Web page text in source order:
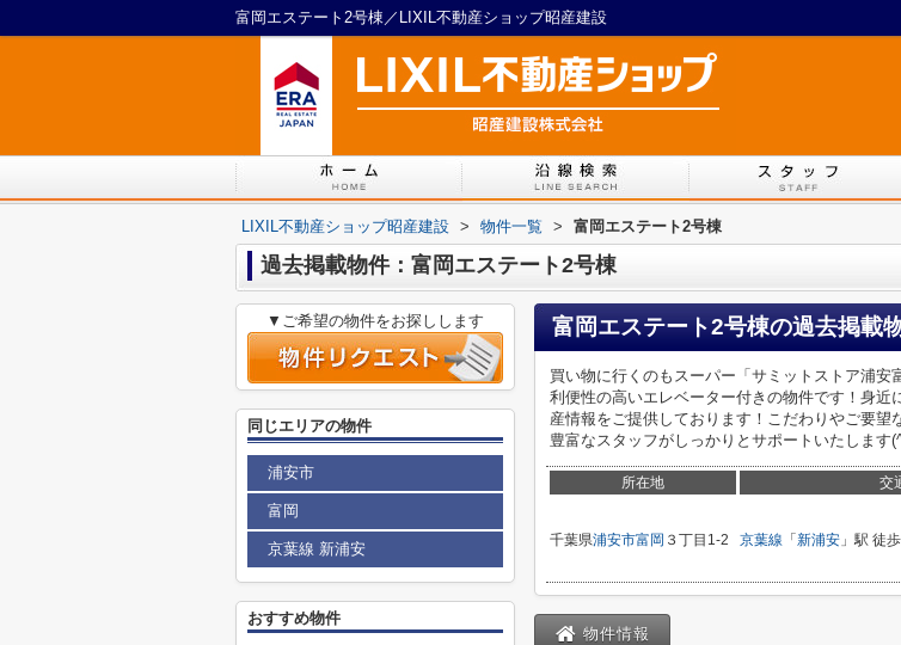
富岡エステート2号棟／LIXIL不動産ショップ昭産建設
LIXIL不動産ショップ昭産建設 > 物件一覧 > 富岡エステート2号棟
過去掲載物件：富岡エステート2号棟
富岡エステート2号棟の過去掲載
買い物に行くのもスーパー「サミットストア浦
利便性の高いエレベーター付きの物件です！身
産情報をご提供しております！こだわりやご要
豊富なスタッフがしっかりとサポートいたします
所在地 交
千葉県浦安市富岡 ３丁目1-2 京葉線 「 新浦安 」駅 徒
物件情報
▼ご希望の物件をお探しします
同じエリアの物件
浦安市
富岡
京葉線 新浦安
おすすめ物件